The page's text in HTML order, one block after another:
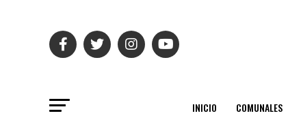
INICIO COMUNALES